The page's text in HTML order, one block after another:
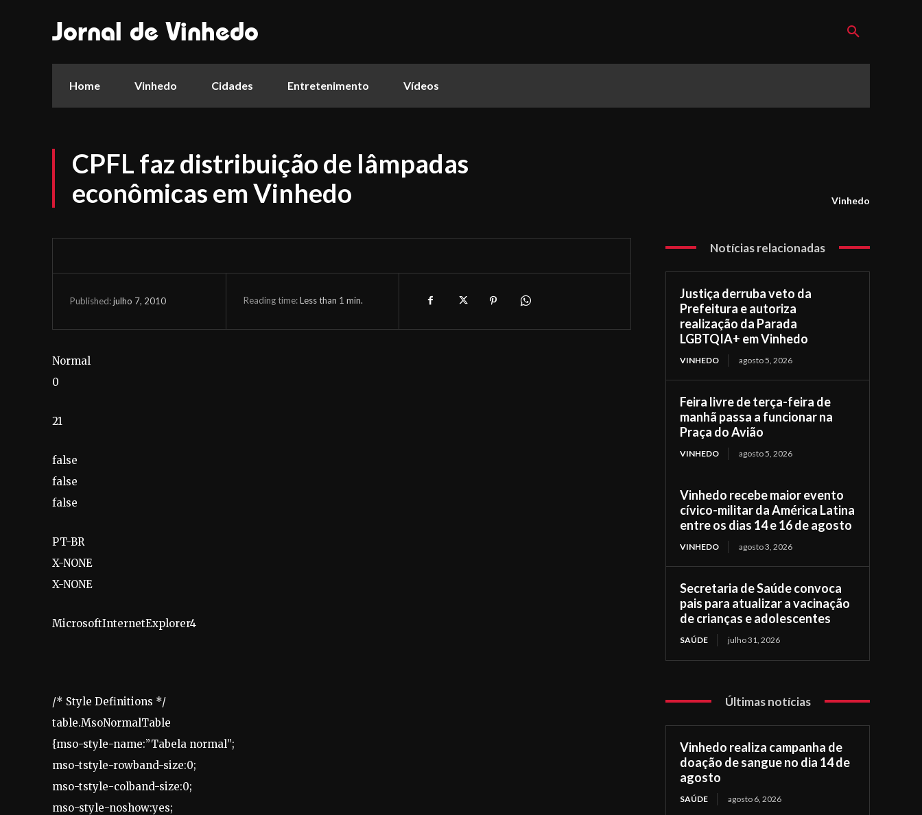
Jornal de Vinhedo
Home Vinhedo Cidades Entretenimento Vídeos
CPFL faz distribuição de lâmpadas
econômicas em Vinhedo
Vinhedo
Published:julho 7, 2010 Reading time:Less than 1 min.
Normal
0
21
false
false
false
PT-BR
X-NONE
X-NONE
MicrosoftInternetExplorer4
/* Style Definitions */
table.MsoNormalTable
{mso-style-name:”Tabela normal”;
mso-tstyle-rowband-size:0;
mso-tstyle-colband-size:0;
mso-style-noshow:yes;
Notícias relacionadas
Justiça derruba veto da
Prefeitura e autoriza
realização da Parada
LGBTQIA+ em Vinhedo
VINHEDO agosto 5, 2026
Feira livre de terça-feira de
manhã passa a funcionar na
Praça do Avião
VINHEDO agosto 5, 2026
Vinhedo recebe maior evento
cívico-militar da América Latina
entre os dias 14 e 16 de agosto
VINHEDO agosto 3, 2026
Secretaria de Saúde convoca
pais para atualizar a vacinação
de crianças e adolescentes
SAÚDE julho 31, 2026
Últimas notícias
Vinhedo realiza campanha de
doação de sangue no dia 14 de
agosto
SAÚDE agosto 6, 2026